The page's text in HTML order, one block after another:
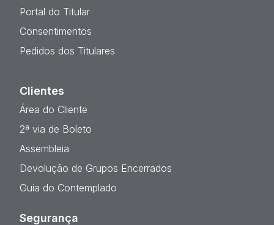
Portal do Titular
Consentimentos
Pedidos dos Titulares
Clientes
Área do Cliente
2ª via de Boleto
Assembleia
Devolução de Grupos Encerrados
Guia do Contemplado
Segurança